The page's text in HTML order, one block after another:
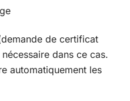
de certificat
dans ce cas.
automatiquement les